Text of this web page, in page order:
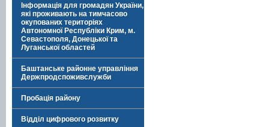
Інформація для громадян України,
які проживають на тимчасово
окупованих територіях
Автономної Республіки Крим, м.
Севастополя, Донецької та
Луганської областей
Баштанське районне управління
Держпродспоживслужби
Пробація району
Відділ цифрового розвитку